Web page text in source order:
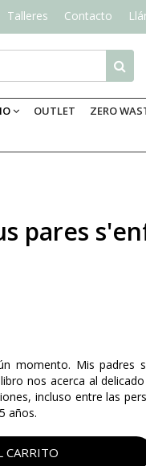
Talleres Contacto
OUTLET ZERO
pares
momento. Mis padres
nos acerca al
incluso entre las
años.
CARRITO